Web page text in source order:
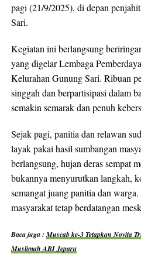
pagi (21/9/2025), di depan
Sari.
Kegiatan ini berlangsung
yang digelar Lembaga
Kelurahan Gunung Sari. Ribuan
singgah dan berpartisipasi dalam
semakin semarak dan penuh
Sejak pagi, panitia dan relawan
layak pakai hasil sumbangan
berlangsung, hujan deras sempat
bukannya menyurutkan langkah,
semangat juang panitia dan
masyarakat tetap berdatangan
Baca juga :Muscab ke-3 Tetapkan Novita
Muslimah ABI Jepara